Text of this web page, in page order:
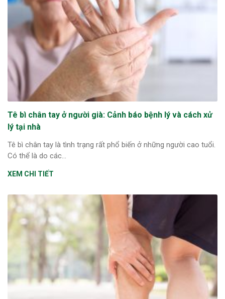
Tê bì chân tay ở người già: Cảnh báo bệnh lý và cách xử
lý tại nhà
Tê bì chân tay là tình trạng rất phổ biến ở những người cao tuổi.
Có thể là do các...
XEM CHI TIẾT